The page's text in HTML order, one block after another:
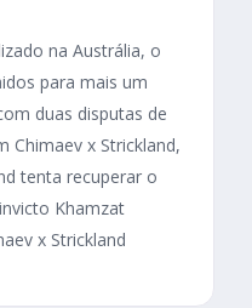
na Austrália, o
para mais um
duas disputas de
Chimaev x Strickland,
tenta recuperar o
Khamzat
x Strickland